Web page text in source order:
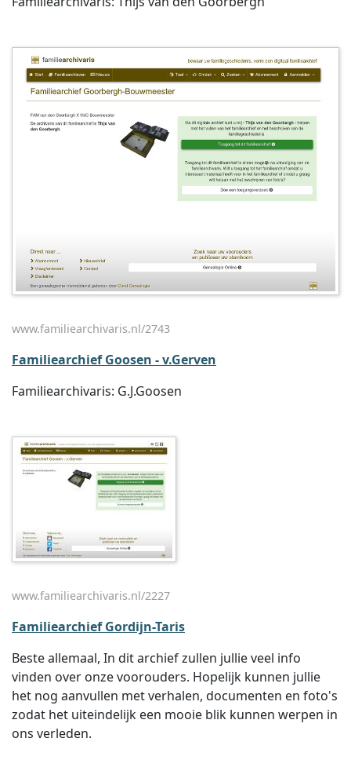
www.familiearchivaris.nl/2743
Familiearchief Goosen - v.Gerven
Familiearchivaris: G.J.Goosen
www.familiearchivaris.nl/2227
Familiearchief Gordijn-Taris
Beste allemaal, In dit archief zullen jullie veel info
vinden over onze voorouders. Hopelijk kunnen jullie
het nog aanvullen met verhalen, documenten en foto's
zodat het uiteindelijk een mooie blik kunnen werpen in
ons verleden.